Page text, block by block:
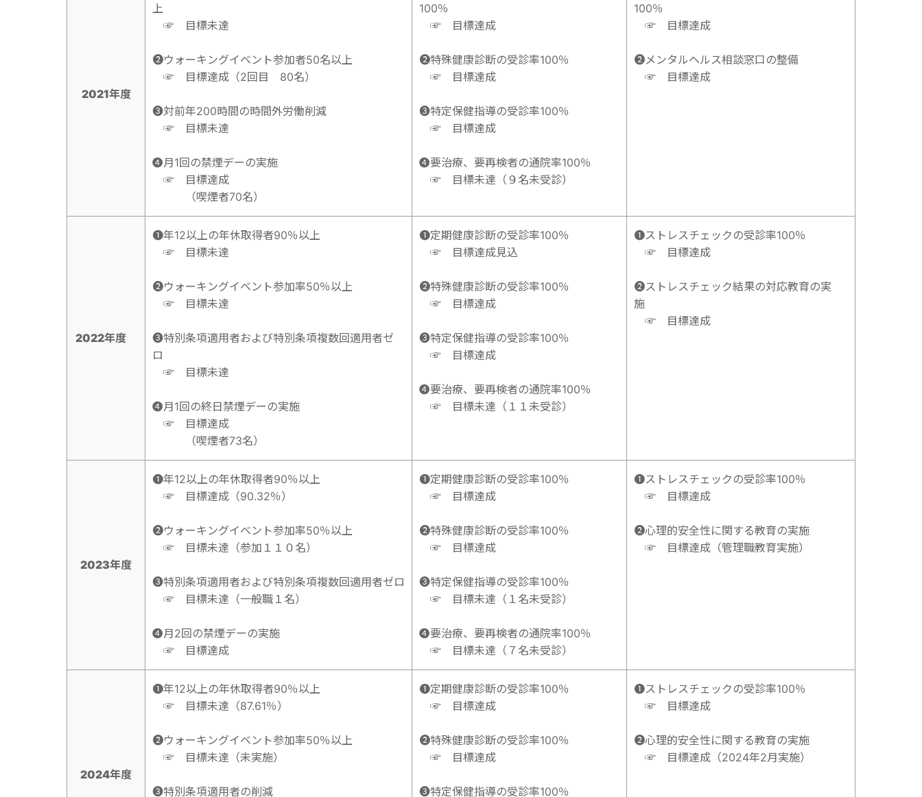
2021年度
上
☞ 目標未達
➋ウォーキングイベント参加者50名以上
☞ 目標達成（2回目 80名）
➌対前年200時間の時間外労働削減
☞ 目標未達
➍月1回の禁煙デーの実施
☞ 目標達成
（喫煙者70名）
100％
☞ 目標達成
➋特殊健康診断の受診率100％
☞ 目標達成
➌特定保健指導の受診率100％
☞ 目標達成
➍要治療、要再検者の通院率100％
☞ 目標未達（９名未受診）
100％
☞ 目標達成
➋メンタルヘルス相談窓口の整備
☞ 目標達成
2022年度
➊年12以上の年休取得者90％以上
☞ 目標未達
➋ウォーキングイベント参加率50％以上
☞ 目標未達
➌特別条項適用者および特別条項複数回適用者ゼ
ロ
☞ 目標未達
➍月1回の終日禁煙デーの実施
☞ 目標達成
（喫煙者73名）
➊定期健康診断の受診率100％
☞ 目標達成見込
➋特殊健康診断の受診率100％
☞ 目標達成
➌特定保健指導の受診率100％
☞ 目標達成
➍要治療、要再検者の通院率100％
☞ 目標未達（１１未受診）
➊ストレスチェックの受診率100％
☞ 目標達成
➋ストレスチェック結果の対応教育の実
施
☞ 目標達成
2023年度
➊年12以上の年休取得者90％以上
☞ 目標達成（90.32％）
➋ウォーキングイベント参加率50％以上
☞ 目標未達（参加１１０名）
➌特別条項適用者および特別条項複数回適用者ゼロ
☞ 目標未達（一般職１名）
➍月2回の禁煙デーの実施
☞ 目標達成
➊定期健康診断の受診率100％
☞ 目標達成
➋特殊健康診断の受診率100％
☞ 目標達成
➌特定保健指導の受診率100％
☞ 目標未達（１名未受診）
➍要治療、要再検者の通院率100％
☞ 目標未達（７名未受診）
➊ストレスチェックの受診率100％
☞ 目標達成
➋心理的安全性に関する教育の実施
☞ 目標達成（管理職教育実施）
2024年度
➊年12以上の年休取得者90％以上
☞ 目標未達（87.61％）
➋ウォーキングイベント参加率50％以上
☞ 目標未達（未実施）
➌特別条項適用者の削減
➊定期健康診断の受診率100％
☞ 目標達成
➋特殊健康診断の受診率100％
☞ 目標達成
➌特定保健指導の受診率100％
➊ストレスチェックの受診率100％
☞ 目標達成
➋心理的安全性に関する教育の実施
☞ 目標達成（2024年2月実施）